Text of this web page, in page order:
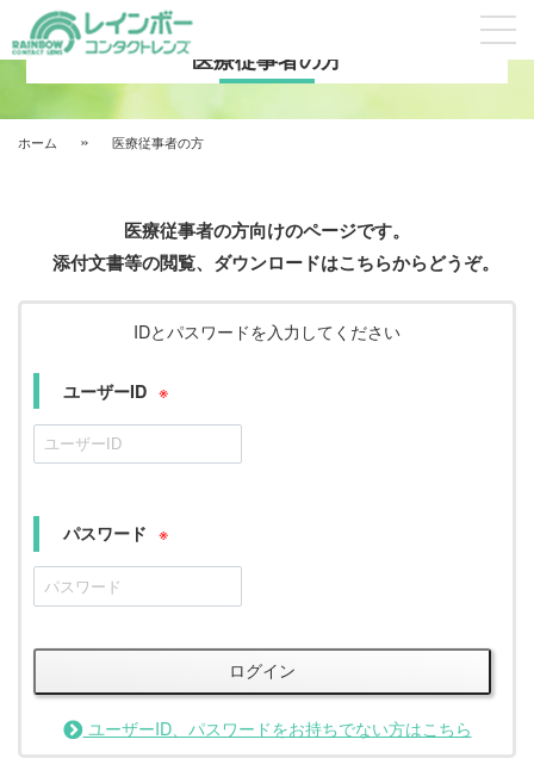
医療従事者の方
ホーム » 医療従事者の方
医療従事者の方向けのページです。
添付文書等の閲覧、ダウンロードはこちらからどうぞ。
IDとパスワードを入力してください
ユーザーID ※
パスワード ※
ログイン
ユーザーID、パスワードをお持ちでない方はこちら